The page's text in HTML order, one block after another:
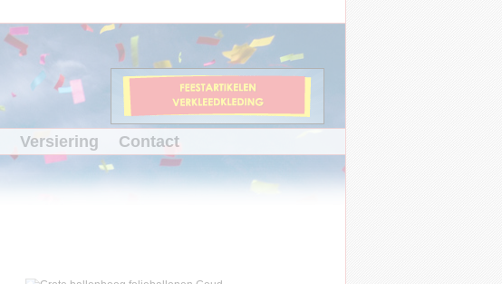
Versiering Contact